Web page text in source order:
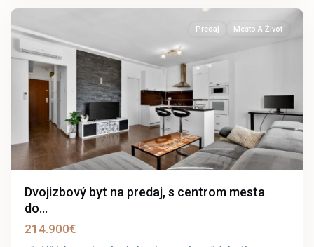
Predaj Mesto A Život
Dvojizbový byt na predaj, s centrom mesta
do...
214.900€